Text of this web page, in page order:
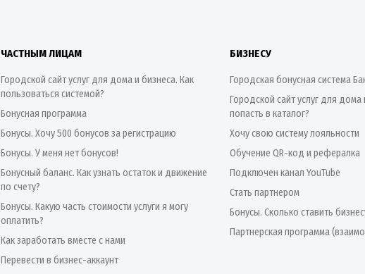
ЧАСТНЫМ ЛИЦАМ
Городской сайт услуг для дома и бизнеса. Как
пользоваться системой?
Бонусная программа
Бонусы. Хочу 500 бонусов за регистрацию
Бонусы. У меня нет бонусов!
Бонусный баланс. Как узнать остаток и движение
по счету?
Бонусы. Какую часть стоимости услуги я могу
оплатить?
Как заработать вместе с нами
Перевести в бизнес-аккаунт
БИЗНЕСУ
Городская бонусная система
Городской сайт услуг для дома
попасть в каталог?
Хочу свою систему лояльности
Обучение QR-код и рефералка
Подключен канал YouTube
Стать партнером
Бонусы. Сколько ставить
Партнерская программа